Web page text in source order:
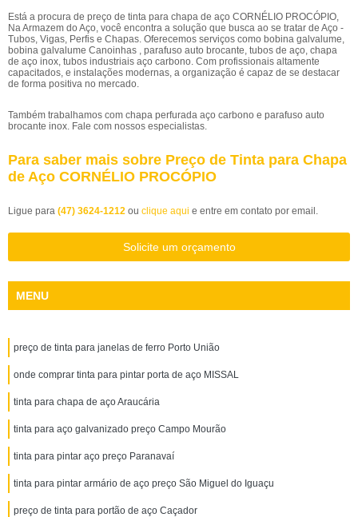
Está a procura de preço de tinta para chapa de aço CORNÉLIO PROCÓPIO,
Na Armazem do Aço, você encontra a solução que busca ao se tratar de Aço -
Tubos, Vigas, Perfis e Chapas. Oferecemos serviços como bobina galvalume,
bobina galvalume Canoinhas , parafuso auto brocante, tubos de aço, chapa
de aço inox, tubos industriais aço carbono. Com profissionais altamente
capacitados, e instalações modernas, a organização é capaz de se destacar
de forma positiva no mercado.
Também trabalhamos com chapa perfurada aço carbono e parafuso auto
brocante inox. Fale com nossos especialistas.
Para saber mais sobre Preço de Tinta para Chapa
de Aço CORNÉLIO PROCÓPIO
Ligue para (47) 3624-1212 ou clique aqui e entre em contato por email.
Solicite um orçamento
MENU
preço de tinta para janelas de ferro Porto União
onde comprar tinta para pintar porta de aço MISSAL
tinta para chapa de aço Araucária
tinta para aço galvanizado preço Campo Mourão
tinta para pintar aço preço Paranavaí
tinta para pintar armário de aço preço São Miguel do Iguaçu
preço de tinta para portão de aço Caçador